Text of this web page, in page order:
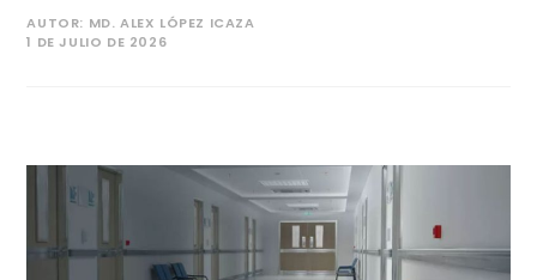
AUTOR: MD. ALEX LÓPEZ ICAZA
1 DE JULIO DE 2026